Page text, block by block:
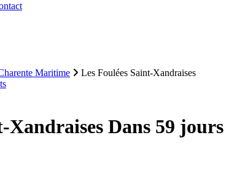
Maritime
Les Foulées Saint-Xandraises
Xandraises Dans 59 jours